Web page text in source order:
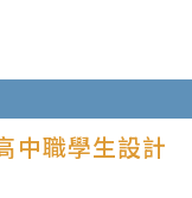
中職學生設計